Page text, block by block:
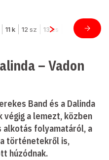
– Vadon
Band és a Dalinda
a lemezt, közben
alkotás folyamatáról, a
történetekről is,
húzódnak.